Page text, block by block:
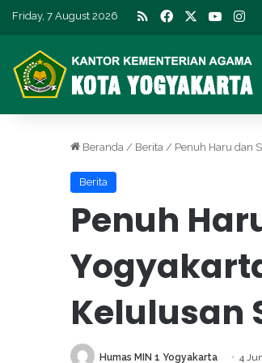
Friday, 7 August 2026 RSS Facebook
Beranda / Berita / Penuh Haru dan
Berita
Penuh
Kelulusan
Humas MIN 1 Yogyakarta 4